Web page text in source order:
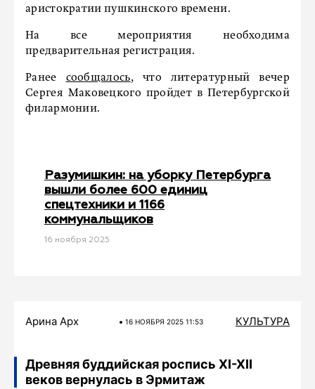
аристократии пушкинского времени.
На все мероприятия необходима
предварительная регистрация.
Ранее сообщалось, что литературный вечер
Сергея Маковецкого пройдет в Петербургской
филармонии.
Разумишкин: на уборку Петербурга
вышли более 600 единиц
спецтехники и 1166
коммунальщиков
16 ноября 2025
Арина Арх 16 НОЯБРЯ 2025 11:53 КУЛЬТУРА
Древняя буддийская роспись XI-XII
веков вернулась в Эрмитаж